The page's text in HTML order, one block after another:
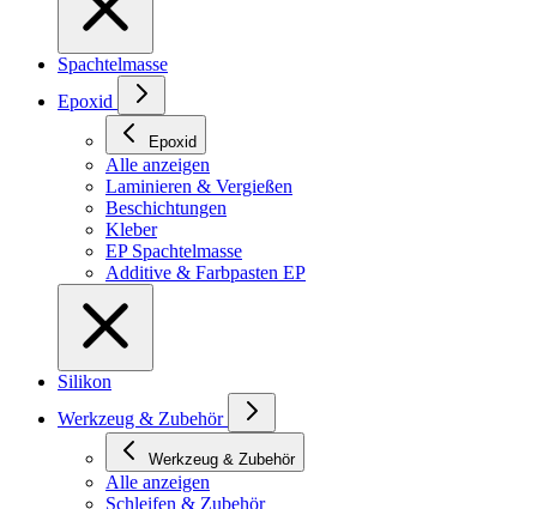
Spachtelmasse
Epoxid
Epoxid
Alle anzeigen
Laminieren & Vergießen
Beschichtungen
Kleber
EP Spachtelmasse
Additive & Farbpasten EP
Silikon
Werkzeug & Zubehör
Werkzeug & Zubehör
Alle anzeigen
Schleifen & Zubehör